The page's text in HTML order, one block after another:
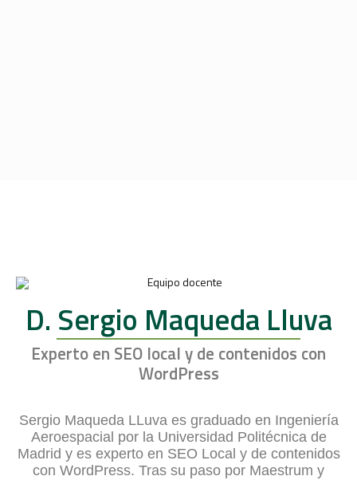
D. Sergio Maqueda Lluva
Experto en SEO local y de contenidos con
WordPress
Sergio Maqueda LLuva es graduado en Ingeniería
Aeroespacial por la Universidad Politécnica de
Madrid y es experto en SEO Local y de contenidos
con WordPress. Tras su paso por Maestrum y